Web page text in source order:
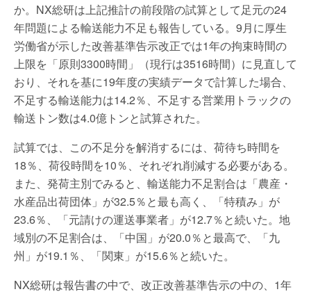
か。NX総研は上記推計の前段階の試算として足元の24
年問題による輸送能力不足も報告している。9月に厚生
労働省が示した改善基準告示改正では1年の拘束時間の
上限を「原則3300時間」（現行は3516時間）に見直して
おり、それを基に19年度の実績データで計算した場合、
不足する輸送能力は14.2％、不足する営業用トラックの
輸送トン数は4.0億トンと試算された。
試算では、この不足分を解消するには、荷待ち時間を
18％、荷役時間を10％、それぞれ削減する必要がある。
また、発荷主別でみると、輸送能力不足割合は「農産・
水産品出荷団体」が32.5％と最も高く、「特積み」が
23.6％、「元請けの運送事業者」が12.7％と続いた。地
域別の不足割合は、「中国」が20.0％と最高で、「九
州」が19.1％、「関東」が15.6％と続いた。
NX総研は報告書の中で、改正改善基準告示の中の、1年